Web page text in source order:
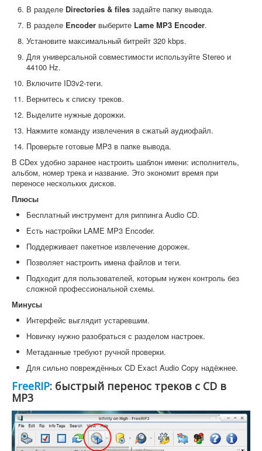
В разделе Directories & files задайте папку вывода.
В разделе Encoder выберите Lame MP3 Encoder.
Установите максимальный битрейт 320 kbps.
Для универсальной совместимости используйте Stereo и
44100 Hz.
Включите ID3v2-теги.
Вернитесь к списку треков.
Выделите нужные дорожки.
Нажмите команду извлечения в сжатый аудиофайл.
Проверьте готовые MP3 в папке вывода.
В CDex удобно заранее настроить шаблон имени: исполнитель,
альбом, номер трека и название. Это экономит время при
переносе нескольких дисков.
Плюсы
Бесплатный инструмент для риппинга Audio CD.
Есть настройки LAME MP3 Encoder.
Поддерживает пакетное извлечение дорожек.
Позволяет настроить имена файлов и теги.
Подходит для пользователей, которым нужен контроль без
сложной профессиональной схемы.
Минусы
Интерфейс выглядит устаревшим.
Новичку нужно разобраться с разделом настроек.
Метаданные требуют ручной проверки.
Для сильно повреждённых CD Exact Audio Copy надёжнее.
FreeRIP: быстрый перенос треков с CD в
MP3